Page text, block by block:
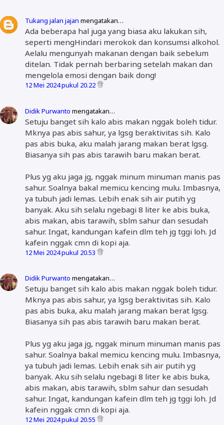
Tukang jalan jajan mengatakan…
Ada beberapa hal juga yang biasa aku lakukan sih,
seperti mengHindari merokok dan konsumsi alkohol.
Aelalu mengunyah makanan dengan baik sebelum
ditelan. Tidak pernah berbaring setelah makan dan
mengelola emosi dengan baik dong!
12 Mei 2024 pukul 20.22
Didik Purwanto mengatakan…
Setuju banget sih kalo abis makan nggak boleh tidur.
Mknya pas abis sahur, ya lgsg beraktivitas sih. Kalo
pas abis buka, aku malah jarang makan berat lgsg.
Biasanya sih pas abis tarawih baru makan berat.
Plus yg aku jaga jg, nggak minum minuman manis pas
sahur. Soalnya bakal memicu kencing mulu. Imbasnya,
ya tubuh jadi lemas. Lebih enak sih air putih yg
banyak. Aku sih selalu ngebagi 8 liter ke abis buka,
abis makan, abis tarawih, sblm sahur dan sesudah
sahur. Ingat, kandungan kafein dlm teh jg tggi loh. Jd
kafein nggak cmn di kopi aja.
12 Mei 2024 pukul 20.53
Didik Purwanto mengatakan…
Setuju banget sih kalo abis makan nggak boleh tidur.
Mknya pas abis sahur, ya lgsg beraktivitas sih. Kalo
pas abis buka, aku malah jarang makan berat lgsg.
Biasanya sih pas abis tarawih baru makan berat.
Plus yg aku jaga jg, nggak minum minuman manis pas
sahur. Soalnya bakal memicu kencing mulu. Imbasnya,
ya tubuh jadi lemas. Lebih enak sih air putih yg
banyak. Aku sih selalu ngebagi 8 liter ke abis buka,
abis makan, abis tarawih, sblm sahur dan sesudah
sahur. Ingat, kandungan kafein dlm teh jg tggi loh. Jd
kafein nggak cmn di kopi aja.
12 Mei 2024 pukul 20.55